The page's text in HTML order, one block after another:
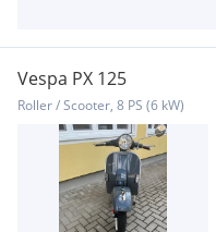
Vespa PX 125
Roller / Scooter, 8 PS (6 kW)